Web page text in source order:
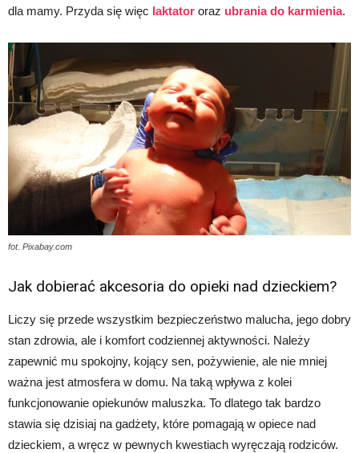
dla mamy. Przyda się więc laktator oraz ubrania do karmienia.
fot. Pixabay.com
Jak dobierać akcesoria do opieki nad dzieckiem?
Liczy się przede wszystkim bezpieczeństwo malucha, jego dobry
stan zdrowia, ale i komfort codziennej aktywności. Należy
zapewnić mu spokojny, kojący sen, pożywienie, ale nie mniej
ważna jest atmosfera w domu. Na taką wpływa z kolei
funkcjonowanie opiekunów maluszka. To dlatego tak bardzo
stawia się dzisiaj na gadżety, które pomagają w opiece nad
dzieckiem, a wręcz w pewnych kwestiach wyręczają rodziców.